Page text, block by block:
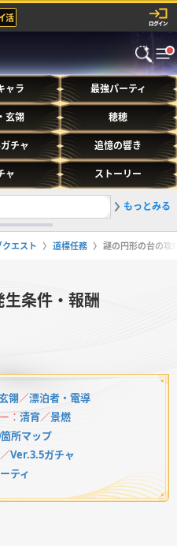
ャラ 最強パーティ
玄翎 穂穂
チャ 追憶の響き
ャ ストーリー
2キャラ
もっとみる
クエスト 道標任務 謎の円形の台の攻
条件・報酬
翎／漂泊者・電導
： 清宵／景燃
所マップ
／Ver.3.5ガチャ
ティ